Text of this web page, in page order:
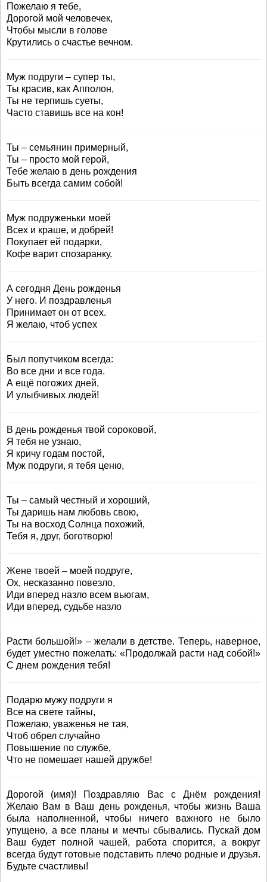
Пожелаю я тебе,
Дорогой мой человечек,
Чтобы мысли в голове
Крутились о счастье вечном.
Муж подруги – супер ты,
Ты красив, как Апполон,
Ты не терпишь суеты,
Часто ставишь все на кон!
Ты – семьянин примерный,
Ты – просто мой герой,
Тебе желаю в день рождения
Быть всегда самим собой!
Муж подруженьки моей
Всех и краше, и добрей!
Покупает ей подарки,
Кофе варит спозаранку.
А сегодня День рожденья
У него. И поздравленья
Принимает он от всех.
Я желаю, чтоб успех
Был попутчиком всегда:
Во все дни и все года.
А ещё погожих дней,
И улыбчивых людей!
В день рожденья твой сороковой,
Я тебя не узнаю,
Я кричу годам постой,
Муж подруги, я тебя ценю,
Ты – самый честный и хороший,
Ты даришь нам любовь свою,
Ты на восход Солнца похожий,
Тебя я, друг, боготворю!
Жене твоей – моей подруге,
Ох, несказанно повезло,
Иди вперед назло всем вьюгам,
Иди вперед, судьбе назло
Расти большой!» – желали в детстве. Теперь, наверное,
будет уместно пожелать: «Продолжай расти над собой!»
С днем рождения тебя!
Подарю мужу подруги я
Все на свете тайны,
Пожелаю, уваженья не тая,
Чтоб обрел случайно
Повышение по службе,
Что не помешает нашей дружбе!
Дорогой (имя)! Поздравляю Вас с Днём рождения!
Желаю Вам в Ваш день рожденья, чтобы жизнь Ваша
была наполненной, чтобы ничего важного не было
упущено, а все планы и мечты сбывались. Пускай дом
Ваш будет полной чашей, работа спорится, а вокруг
всегда будут готовые подставить плечо родные и друзья.
Будьте счастливы!